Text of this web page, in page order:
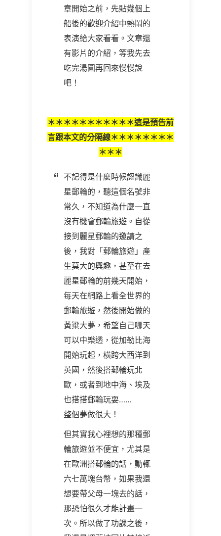
章開始之前，先貼幾個上
船後的歡迎介紹中熱鬧的
表演給大家看看。文章還
有影片的介紹，等我先去
吃完湯圓再回來慢慢說
吧！
＊＊＊＊＊＊＊＊＊＊＊這是預告前
言跟本文的分隔線＊＊＊＊＊＊＊＊
＊＊＊
不記得是什麼時候認識麗
星郵輪的，聽這個名號非
常久，不知道為什麼一直
沒有機會郵輪旅遊。自從
接到麗星郵輪的邀請之
後，我對「郵輪旅遊」產
生莫大的興趣，甚至在去
麗星郵輪的前幾天開始，
每天在網路上看全世界的
郵輪旅遊，然後開始做的
黃粱大夢，希望自己哪天
可以中樂透，從加勒比海
開始玩起，橫跨大西洋到
英國，然後搭郵輪玩北
歐，或者到地中海、埃及
也搭搭郵輪玩耍……
整個夢做很大！
但其實我心裡想的那種郵
輪旅遊並不便宜，尤其是
在歐洲搭郵輪的話，動輒
六七萬塊台幣，如果我還
想要帶父母一塊去的話，
那恐怕很久才能計畫一
次。所以做了功課之後，